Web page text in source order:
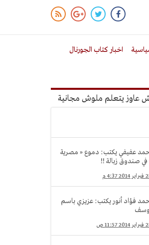
اخبار كتاب الجورنال
يتعلم ملوش مجانية"
عفيفي يكتب: دموع « مصرية
في صندوق زبالة !!
4:37 م
فؤاد أنور يكتب: عزيزي باسم
11:57 ص